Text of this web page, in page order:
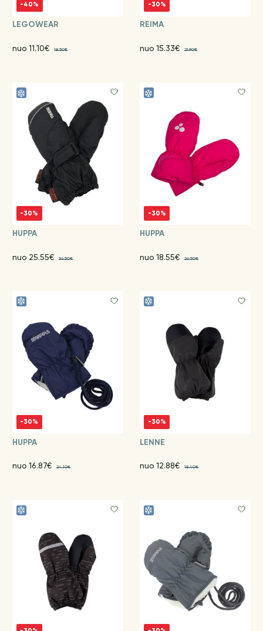
-40%
LEGOWEAR
nuo 11.10€ 18.50€
-30%
REIMA
nuo 15.33€ 21.90€
-30%
HUPPA
nuo 25.55€ 36.50€
-30%
HUPPA
nuo 18.55€ 26.50€
-30%
HUPPA
nuo 16.87€ 24.10€
-30%
LENNE
nuo 12.88€ 18.40€